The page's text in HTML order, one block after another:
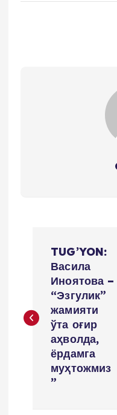
t
TUG’YON:
Васила
Иноятова –
“Эзгулик”
жамияти
ўта оғир
аҳволда,
ёрдамга
муҳтожмиз
”